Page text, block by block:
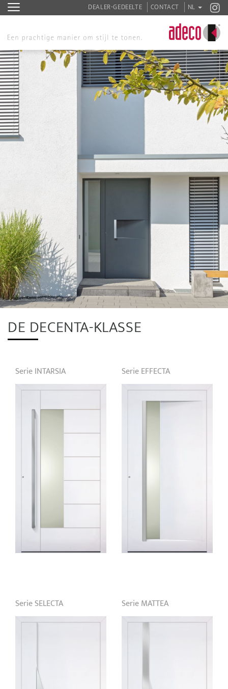
DEALER-GEDEELTE CONTACT NL
DE DECENTA-KLASSE
Serie INTARSIA Serie EFFECTA
Serie SELECTA Serie MATTEA